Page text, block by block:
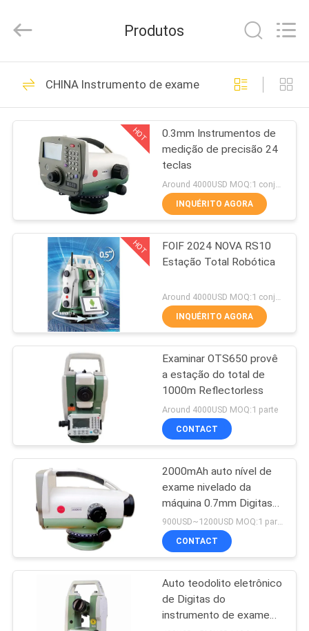
CASA
PRODUTOS
SOBRE
EXCURSÃO
FÁBRICA
CONTROLE
DA
QUALIDADE
CONTACTE-
PEÇA
UMAS
CITAÇÕES
MAPA
Survey
Instrument
Rights
Prisma de exame
do refletor
23
Avaliação Mini
Prism
33
Prisma de 360
graus
prisma total da
estação
11
Produtos
CHINA Instrumento de exame
HOT
0.3mm Instrumentos de
medição de precisão 24
teclas
Around 4000USD MOQ:1 conjunto
INQUÉRITO AGORA
HOT
FOIF 2024 NOVA RS10
Estação Total Robótica
INQUÉRITO AGORA
Examinar OTS650 provê
a estação do total de
1000m Reflectorless
Around 4000USD MOQ:1 parte
CONTACT
2000mAh auto nível de
exame nivelado da
máquina 0.7mm Digitas
auto
900USD~1200USD MOQ:1 parte
CONTACT
Auto teodolito eletrônico
de Digitas do
instrumento de exame